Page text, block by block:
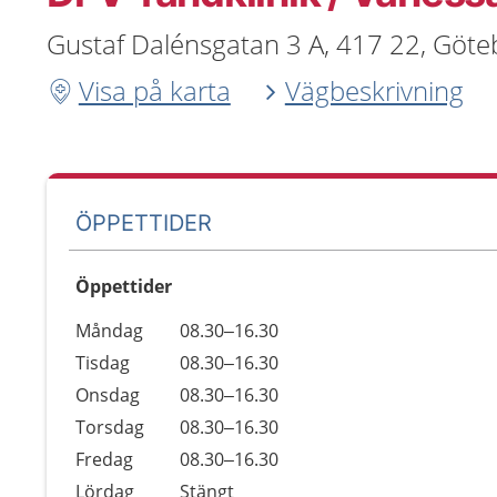
Gustaf Dalénsgatan 3 A, 417 22,
Visa på karta
Vägbeskrivning
ÖPPETTIDER
Öppettider
Dag
Öppettider
Kommentarer
Måndag
08.30–16.30
Tisdag
08.30–16.30
Onsdag
08.30–16.30
Torsdag
08.30–16.30
Fredag
08.30–16.30
Lördag
Stängt